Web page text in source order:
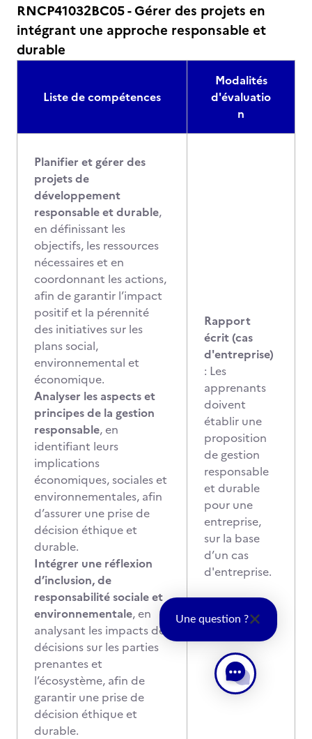
RNCP41032BC05 - Gérer des projets en
intégrant une approche responsable et
durable
Liste de compétences
Modalités
d'évaluatio
n
Planifier et gérer des
projets de
développement
responsable et durable,
en définissant les
objectifs, les ressources
nécessaires et en
coordonnant les actions,
afin de garantir l’impact
positif et la pérennité
des initiatives sur les
plans social,
environnemental et
économique.
Analyser les aspects et
principes de la gestion
responsable, en
identifiant leurs
implications
économiques, sociales et
environnementales, afin
d’assurer une prise de
décision éthique et
durable.
Intégrer une réflexion
d’inclusion, de
responsabilité sociale et
environnementale, en
analysant les impacts des
décisions sur les parties
prenantes et
l’écosystème, afin de
garantir une prise de
décision éthique et
durable.
Rapport
écrit (cas
d'entreprise)
: Les
apprenants
doivent
établir une
proposition
de gestion
responsable
et durable
pour une
entreprise,
sur la base
d’un cas
d'entreprise.
Une question ?